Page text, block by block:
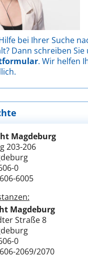
bei Ihrer Suche
Dann schreiben Sie
. Wir helfen
Magdeburg
203-206
0
6005
Magdeburg
Straße 8
0
2069/2070